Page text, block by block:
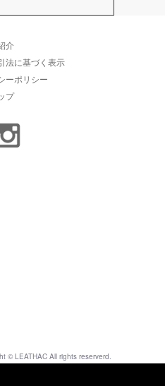
介
法に基づく表示
ーポリシー
プ
© LEATHAC All rights reserverd.